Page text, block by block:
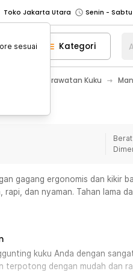
Toko Jakarta Utara
Toko Tangerang
Toko Cikupa
Pick n Go Jakarta Barat
Senin -
Pick n Go Bekasi
Senin - Jumat
Senin - Jumat
Senin -
Senin -
Toko Tangerang
Toko Cikupa
Senin -
Senin - Jumat
Pick n Go Depok
Senin - Jumat
Kategori
Care Perawatan Kuku
gagang ergonomis dan kikir
rapi, dan nyaman. Tahan lama
kuku Anda dengan
terpotong dengan mudah dan
sesuai